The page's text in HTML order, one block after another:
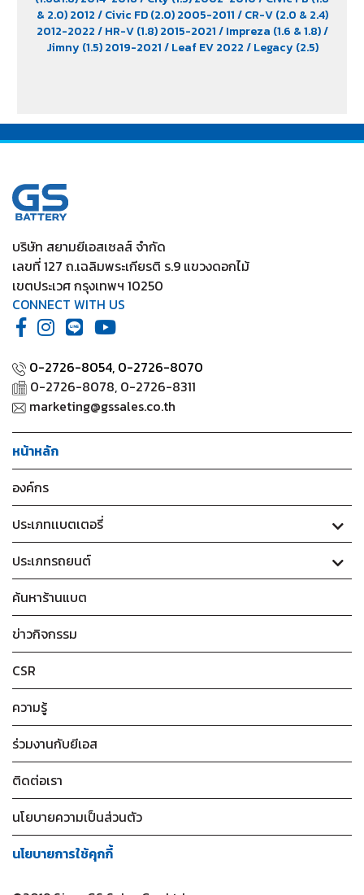
& 2.0) 2012/ Civic FD (2.0) 2005-2011/ CR-V (2.0 & 2.4)
2012-2022/ HR-V (1.8) 2015-2021/ Impreza (1.6 & 1.8)/
Jimny (1.5) 2019-2021/ Leaf EV 2022/ Legacy (2.5)
(1.5) 2020-2024/ Xpander Cross (1.5) 2010-2021/
Xpander GT (1.5) 2010-2021/ Yaris (1.5) 2006-2012/
บริษัท สยามยีเอสเซลส์ จำกัด
เลขที่ 127 ถ.เฉลิมพระเกียรติ ร.9 แขวงดอกไม้
เขตประเวศ กรุงเทพฯ 10250
CONNECT WITH US
0-2726-8054, 0-2726-8070
0-2726-8078, 0-2726-8311
marketing@gssales.co.th
หน้าหลัก
องค์กร
ประเภทเเบตเตอรี่
ประเภทรถยนต์
ค้นหาร้านแบต
ข่าวกิจกรรม
CSR
ความรู้
ร่วมงานกับยีเอส
ติดต่อเรา
นโยบายความเป็นส่วนตัว
นโยบายการใช้คุกกี้